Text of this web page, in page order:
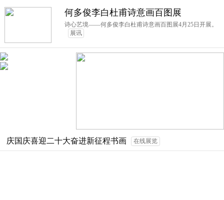
何多俊李白杜甫诗意画百图展
诗心艺境——何多俊李白杜甫诗意画百图展4月25日开展。
展讯
庆国庆喜迎二十大奋进新征程书画 在线展览